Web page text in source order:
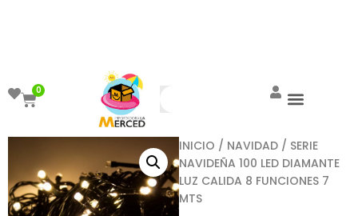
0
INICIO / NAVIDAD / SERIE
NAVIDEÑA 100 LED DIAMANTE
LUZ CALIDA 8 FUNCIONES 7
MTS